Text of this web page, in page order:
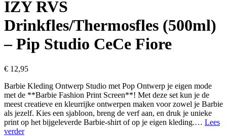
IZY RVS
Drinkfles/Thermosfles (500ml)
– Pip Studio CeCe Fiore
€ 12,95
Barbie Kleding Ontwerp Studio met Pop Ontwerp je eigen mode
met de **Barbie Fashion Print Screen**! Met deze set kun je de
meest creatieve en kleurrijke ontwerpen maken voor zowel je Barbie
als jezelf. Kies een sjabloon, breng de verf aan, en druk je unieke
print op het bijgeleverde Barbie-shirt of op je eigen kleding.… Lees
verderIZY